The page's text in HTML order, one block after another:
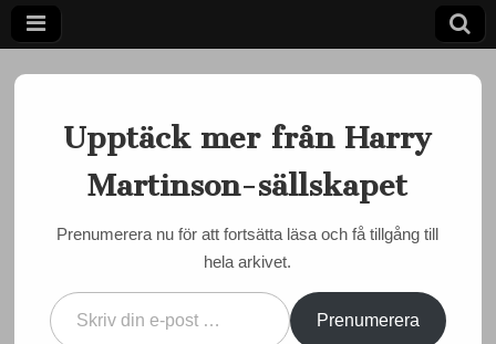
Harry
Martinson-
Ett författarskap som fångar daggdroppen och speglar
kosmos
Enig kritikerkår hyllar
”Vägen ut”
Upptäck mer från Harry
Martinson-sällskapet
Prenumerera nu för att fortsätta läsa och få tillgång till
hela arkivet.
Prenumerera